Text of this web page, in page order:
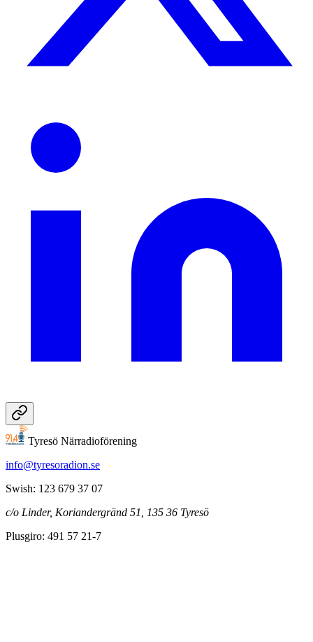
Tyresö Närradioförening
info@tyresoradion.se
Swish: 123 679 37 07
c/o Linder, Koriandergränd 51, 135 36 Tyresö
Plusgiro: 491 57 21-7